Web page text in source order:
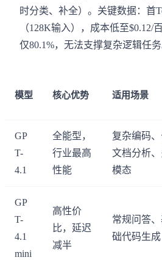
时分类、补全）。关键数据：首
（128K输入），成本低至$0.12/
仅80.1%，无法支撑复杂逻辑任务
模型 核心优势 适用场景
GP
T-
4.1
全能型，
行业最高
性能
复杂编码
文档分析、
模态
GP
T-
4.1
mini
高性价
比，延迟
减半
常规问答
础代码生成